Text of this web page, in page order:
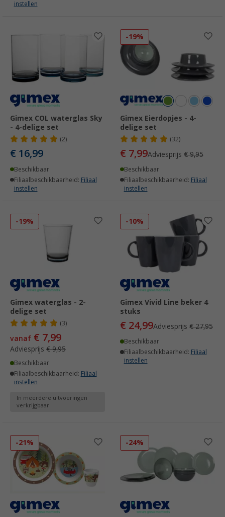
instellen
Gimex COL waterglas Sky
- 4-delige set
(2)
€ 16,99
Beschikbaar
Filiaalbeschikbaarheid: Filiaal
instellen
-19%
Gimex Eierdopjes - 4-
delige set
(32)
€ 7,99Adviesprijs € 9,95
Beschikbaar
Filiaalbeschikbaarheid: Filiaal
instellen
-19%
Gimex waterglas - 2-
delige set
(3)
vanaf € 7,99
Adviesprijs € 9,95
Beschikbaar
Filiaalbeschikbaarheid: Filiaal
instellen
In meerdere uitvoeringen
verkrijgbaar
-10%
Gimex Vivid Line beker 4
stuks
€ 24,99Adviesprijs € 27,95
Beschikbaar
Filiaalbeschikbaarheid: Filiaal
instellen
-21% -24%